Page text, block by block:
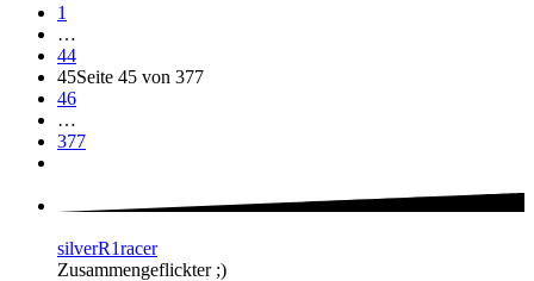
1
…
44
45Seite 45 von 377
46
…
377
silverR1racer
Zusammengeflickter ;)